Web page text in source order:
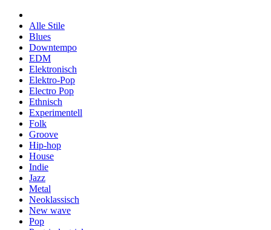
Alle Stile
Blues
Downtempo
EDM
Elektronisch
Elektro-Pop
Electro Pop
Ethnisch
Experimentell
Folk
Groove
Hip-hop
House
Indie
Jazz
Metal
Neoklassisch
New wave
Pop